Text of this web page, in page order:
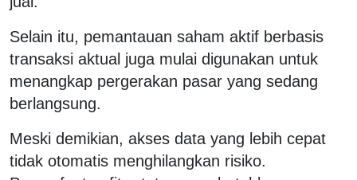
Selain itu, pemantauan saham aktif berbasis
transaksi aktual juga mulai digunakan untuk
menangkap pergerakan pasar yang sedang
berlangsung.
Meski demikian, akses data yang lebih cepat
tidak otomatis menghilangkan risiko.